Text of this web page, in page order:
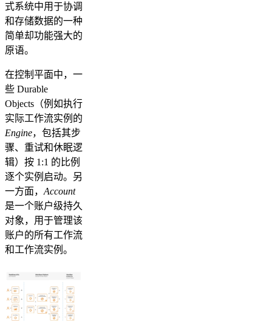
式系统中用于协调
和存储数据的一种
简单却功能强大的
原语。
在控制平面中，一
些 Durable
Objects（例如执行
实际工作流实例的
Engine，包括其步
骤、重试和休眠逻
辑）按 1:1 的比例
逐个实例启动。另
一方面， Account
是一个账户级持久
对象，用于管理该
账户的所有工作流
和工作流实例。